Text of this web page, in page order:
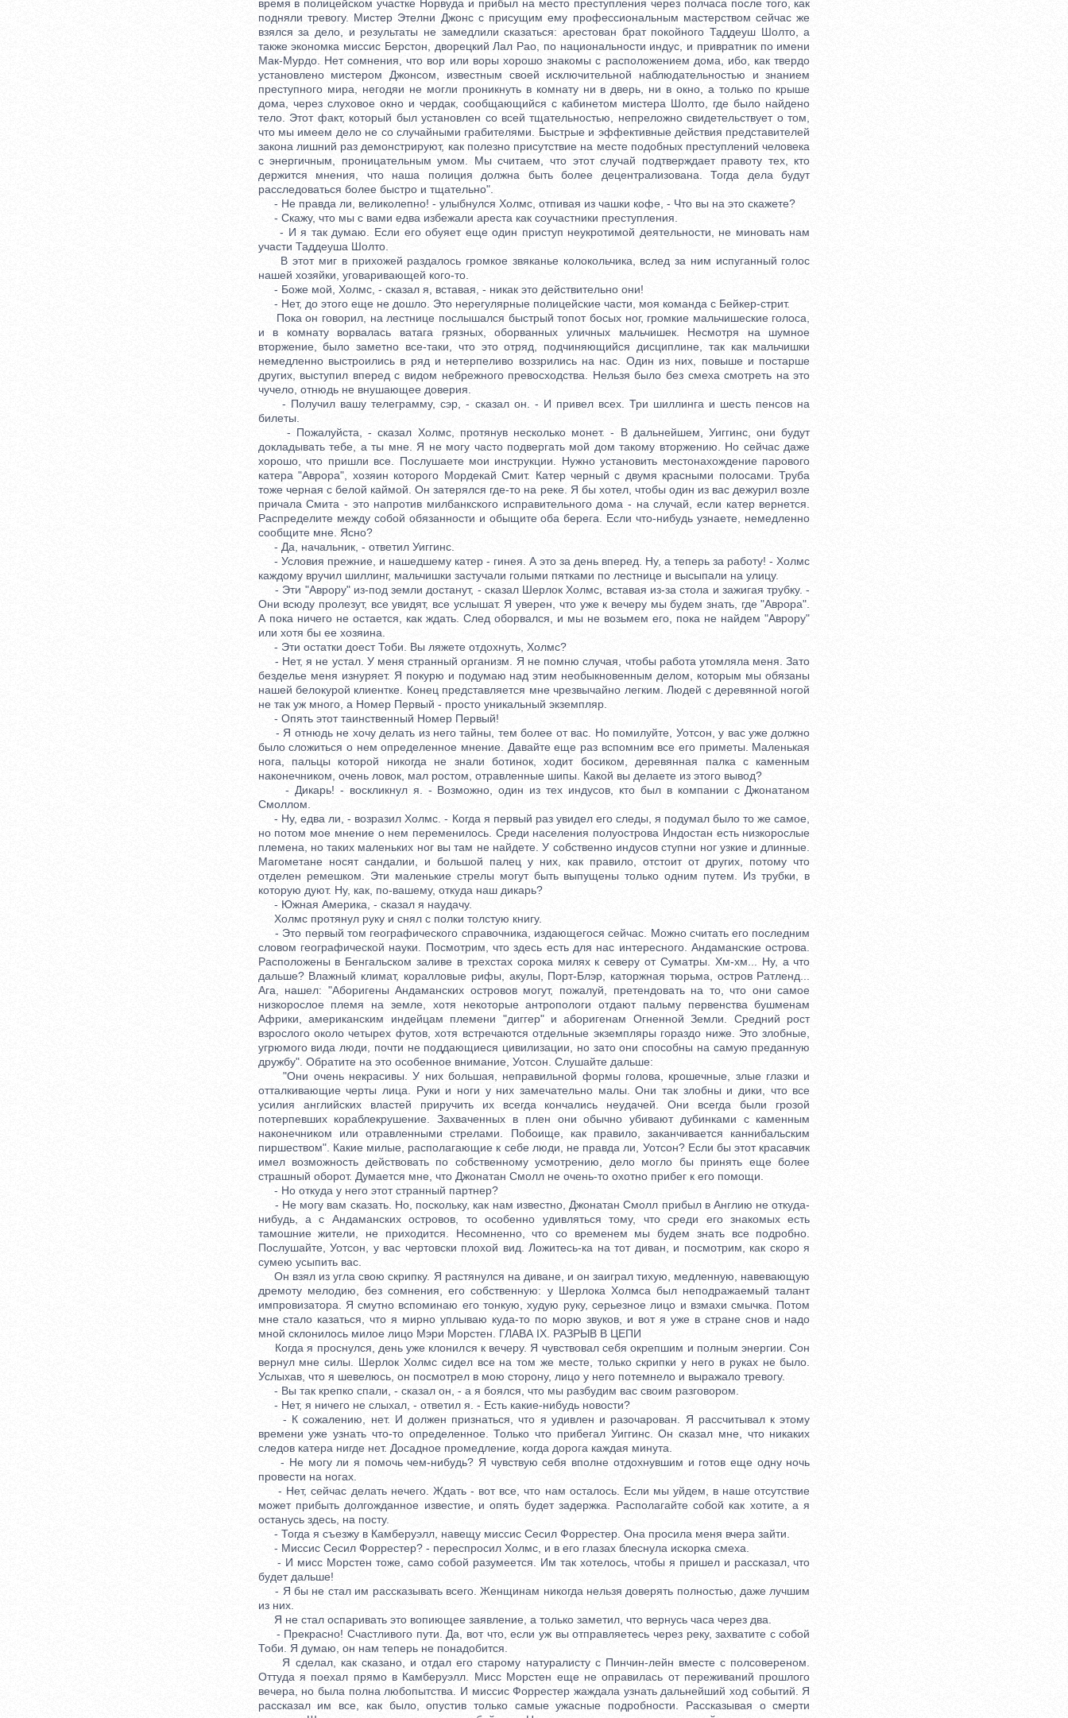
время в полицейском участке Норвуда и прибыл на место преступления через полчаса после того, как
подняли тревогу. Мистер Этелни Джонс с присущим ему профессиональным мастерством сейчас же
взялся за дело, и результаты не замедлили сказаться: арестован брат покойного Таддеуш Шолто, а
также экономка миссис Берстон, дворецкий Лал Рао, по национальности индус, и привратник по имени
Мак-Мурдо. Нет сомнения, что вор или воры хорошо знакомы с расположением дома, ибо, как твердо
установлено мистером Джонсом, известным своей исключительной наблюдательностью и знанием
преступного мира, негодяи не могли проникнуть в комнату ни в дверь, ни в окно, а только по крыше
дома, через слуховое окно и чердак, сообщающийся с кабинетом мистера Шолто, где было найдено
тело. Этот факт, который был установлен со всей тщательностью, непреложно свидетельствует о том,
что мы имеем дело не со случайными грабителями. Быстрые и эффективные действия представителей
закона лишний раз демонстрируют, как полезно присутствие на месте подобных преступлений человека
с энергичным, проницательным умом. Мы считаем, что этот случай подтверждает правоту тех, кто
держится мнения, что наша полиция должна быть более децентрализована. Тогда дела будут
расследоваться более быстро и тщательно".
- Не правда ли, великолепно! - улыбнулся Холмс, отпивая из чашки кофе, - Что вы на это скажете?
- Скажу, что мы с вами едва избежали ареста как соучастники преступления.
- И я так думаю. Если его обуяет еще один приступ неукротимой деятельности, не миновать нам
участи Таддеуша Шолто.
В этот миг в прихожей раздалось громкое звяканье колокольчика, вслед за ним испуганный голос
нашей хозяйки, уговаривающей кого-то.
- Боже мой, Холмс, - сказал я, вставая, - никак это действительно они!
- Нет, до этого еще не дошло. Это нерегулярные полицейские части, моя команда с Бейкер-стрит.
Пока он говорил, на лестнице послышался быстрый топот босых ног, громкие мальчишеские голоса,
и в комнату ворвалась ватага грязных, оборванных уличных мальчишек. Несмотря на шумное
вторжение, было заметно все-таки, что это отряд, подчиняющийся дисциплине, так как мальчишки
немедленно выстроились в ряд и нетерпеливо воззрились на нас. Один из них, повыше и постарше
других, выступил вперед с видом небрежного превосходства. Нельзя было без смеха смотреть на это
чучело, отнюдь не внушающее доверия.
- Получил вашу телеграмму, сэр, - сказал он. - И привел всех. Три шиллинга и шесть пенсов на
билеты.
- Пожалуйста, - сказал Холмс, протянув несколько монет. - В дальнейшем, Уиггинс, они будут
докладывать тебе, а ты мне. Я не могу часто подвергать мой дом такому вторжению. Но сейчас даже
хорошо, что пришли все. Послушаете мои инструкции. Нужно установить местонахождение парового
катера "Аврора", хозяин которого Мордекай Смит. Катер черный с двумя красными полосами. Труба
тоже черная с белой каймой. Он затерялся где-то на реке. Я бы хотел, чтобы один из вас дежурил возле
причала Смита - это напротив милбанкского исправительного дома - на случай, если катер вернется.
Распределите между собой обязанности и обыщите оба берега. Если что-нибудь узнаете, немедленно
сообщите мне. Ясно?
- Да, начальник, - ответил Уиггинс.
- Условия прежние, и нашедшему катер - гинея. А это за день вперед. Ну, а теперь за работу! - Холмс
каждому вручил шиллинг, мальчишки застучали голыми пятками по лестнице и высыпали на улицу.
- Эти "Аврору" из-под земли достанут, - сказал Шерлок Холмс, вставая из-за стола и зажигая трубку. -
Они всюду пролезут, все увидят, все услышат. Я уверен, что уже к вечеру мы будем знать, где "Аврора".
А пока ничего не остается, как ждать. След оборвался, и мы не возьмем его, пока не найдем "Аврору"
или хотя бы ее хозяина.
- Эти остатки доест Тоби. Вы ляжете отдохнуть, Холмс?
- Нет, я не устал. У меня странный организм. Я не помню случая, чтобы работа утомляла меня. Зато
безделье меня изнуряет. Я покурю и подумаю над этим необыкновенным делом, которым мы обязаны
нашей белокурой клиентке. Конец представляется мне чрезвычайно легким. Людей с деревянной ногой
не так уж много, а Номер Первый - просто уникальный экземпляр.
- Опять этот таинственный Номер Первый!
- Я отнюдь не хочу делать из него тайны, тем более от вас. Но помилуйте, Уотсон, у вас уже должно
было сложиться о нем определенное мнение. Давайте еще раз вспомним все его приметы. Маленькая
нога, пальцы которой никогда не знали ботинок, ходит босиком, деревянная палка с каменным
наконечником, очень ловок, мал ростом, отравленные шипы. Какой вы делаете из этого вывод?
- Дикарь! - воскликнул я. - Возможно, один из тех индусов, кто был в компании с Джонатаном
Смоллом.
- Ну, едва ли, - возразил Холмс. - Когда я первый раз увидел его следы, я подумал было то же самое,
но потом мое мнение о нем переменилось. Среди населения полуострова Индостан есть низкорослые
племена, но таких маленьких ног вы там не найдете. У собственно индусов ступни ног узкие и длинные.
Магометане носят сандалии, и большой палец у них, как правило, отстоит от других, потому что
отделен ремешком. Эти маленькие стрелы могут быть выпущены только одним путем. Из трубки, в
которую дуют. Ну, как, по-вашему, откуда наш дикарь?
- Южная Америка, - сказал я наудачу.
Холмс протянул руку и снял с полки толстую книгу.
- Это первый том географического справочника, издающегося сейчас. Можно считать его последним
словом географической науки. Посмотрим, что здесь есть для нас интересного. Андаманские острова.
Расположены в Бенгальском заливе в трехстах сорока милях к северу от Суматры. Хм-хм... Ну, а что
дальше? Влажный климат, коралловые рифы, акулы, Порт-Блэр, каторжная тюрьма, остров Ратленд...
Ага, нашел: "Аборигены Андаманских островов могут, пожалуй, претендовать на то, что они самое
низкорослое племя на земле, хотя некоторые антропологи отдают пальму первенства бушменам
Африки, американским индейцам племени "диггер" и аборигенам Огненной Земли. Средний рост
взрослого около четырех футов, хотя встречаются отдельные экземпляры гораздо ниже. Это злобные,
угрюмого вида люди, почти не поддающиеся цивилизации, но зато они способны на самую преданную
дружбу". Обратите на это особенное внимание, Уотсон. Слушайте дальше:
"Они очень некрасивы. У них большая, неправильной формы голова, крошечные, злые глазки и
отталкивающие черты лица. Руки и ноги у них замечательно малы. Они так злобны и дики, что все
усилия английских властей приручить их всегда кончались неудачей. Они всегда были грозой
потерпевших кораблекрушение. Захваченных в плен они обычно убивают дубинками с каменным
наконечником или отравленными стрелами. Побоище, как правило, заканчивается каннибальским
пиршеством". Какие милые, располагающие к себе люди, не правда ли, Уотсон? Если бы этот красавчик
имел возможность действовать по собственному усмотрению, дело могло бы принять еще более
страшный оборот. Думается мне, что Джонатан Смолл не очень-то охотно прибег к его помощи.
- Но откуда у него этот странный партнер?
- Не могу вам сказать. Но, поскольку, как нам известно, Джонатан Смолл прибыл в Англию не откуда-
нибудь, а с Андаманских островов, то особенно удивляться тому, что среди его знакомых есть
тамошние жители, не приходится. Несомненно, что со временем мы будем знать все подробно.
Послушайте, Уотсон, у вас чертовски плохой вид. Ложитесь-ка на тот диван, и посмотрим, как скоро я
сумею усыпить вас.
Он взял из угла свою скрипку. Я растянулся на диване, и он заиграл тихую, медленную, навевающую
дремоту мелодию, без сомнения, его собственную: у Шерлока Холмса был неподражаемый талант
импровизатора. Я смутно вспоминаю его тонкую, худую руку, серьезное лицо и взмахи смычка. Потом
мне стало казаться, что я мирно уплываю куда-то по морю звуков, и вот я уже в стране снов и надо
мной склонилось милое лицо Мэри Морстен. ГЛАВА IX. РАЗРЫВ В ЦЕПИ
Когда я проснулся, день уже клонился к вечеру. Я чувствовал себя окрепшим и полным энергии. Сон
вернул мне силы. Шерлок Холмс сидел все на том же месте, только скрипки у него в руках не было.
Услыхав, что я шевелюсь, он посмотрел в мою сторону, лицо у него потемнело и выражало тревогу.
- Вы так крепко спали, - сказал он, - а я боялся, что мы разбудим вас своим разговором.
- Нет, я ничего не слыхал, - ответил я. - Есть какие-нибудь новости?
- К сожалению, нет. И должен признаться, что я удивлен и разочарован. Я рассчитывал к этому
времени уже узнать что-то определенное. Только что прибегал Уиггинс. Он сказал мне, что никаких
следов катера нигде нет. Досадное промедление, когда дорога каждая минута.
- Не могу ли я помочь чем-нибудь? Я чувствую себя вполне отдохнувшим и готов еще одну ночь
провести на ногах.
- Нет, сейчас делать нечего. Ждать - вот все, что нам осталось. Если мы уйдем, в наше отсутствие
может прибыть долгожданное известие, и опять будет задержка. Располагайте собой как хотите, а я
останусь здесь, на посту.
- Тогда я съезжу в Камберуэлл, навещу миссис Сесил Форрестер. Она просила меня вчера зайти.
- Миссис Сесил Форрестер? - переспросил Холмс, и в его глазах блеснула искорка смеха.
- И мисс Морстен тоже, само собой разумеется. Им так хотелось, чтобы я пришел и рассказал, что
будет дальше!
- Я бы не стал им рассказывать всего. Женщинам никогда нельзя доверять полностью, даже лучшим
из них.
Я не стал оспаривать это вопиющее заявление, а только заметил, что вернусь часа через два.
- Прекрасно! Счастливого пути. Да, вот что, если уж вы отправляетесь через реку, захватите с собой
Тоби. Я думаю, он нам теперь не понадобится.
Я сделал, как сказано, и отдал его старому натуралисту с Пинчин-лейн вместе с полсовереном.
Оттуда я поехал прямо в Камберуэлл. Мисс Морстен еще не оправилась от переживаний прошлого
вечера, но была полна любопытства. И миссис Форрестер жаждала узнать дальнейший ход событий. Я
рассказал им все, как было, опустив только самые ужасные подробности. Рассказывая о смерти